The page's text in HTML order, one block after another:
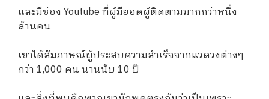
และมีช่อง Youtube ที่ผู้มียอดผู้ติดตามมากกว่าหนึ่ง
ล้านคน
เขาได้สัมภาษณ์ผู้ประสบความสำเร็จจากแวดวงต่างๆ
กว่า 1,000 คน นานนับ 10 ปี